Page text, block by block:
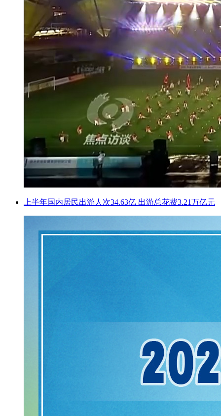
上半年国内居民出游人次34.63亿 出游总花费3.21万亿元